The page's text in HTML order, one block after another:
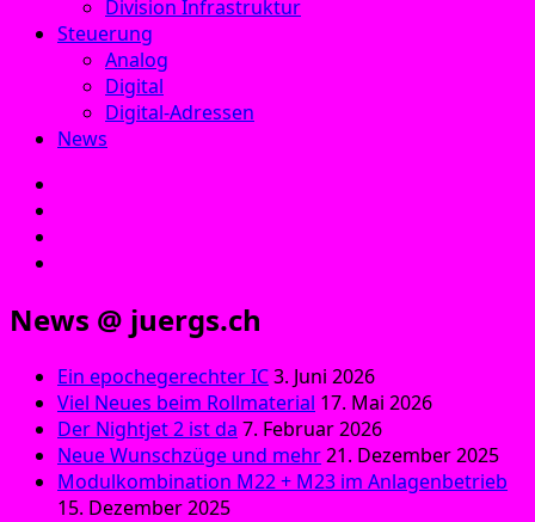
Division Infrastruktur
Steuerung
Analog
Digital
Digital-Adressen
News
News @ juergs.ch
Ein epochegerechter IC3. Juni 2026
Viel Neues beim Rollmaterial 17. Mai 2026
Der Nightjet 2 ist da 7. Februar 2026
Neue Wunschzüge und mehr21. Dezember 2025
Modulkombination M22 + M23 im Anlagenbetrieb
15. Dezember 2025